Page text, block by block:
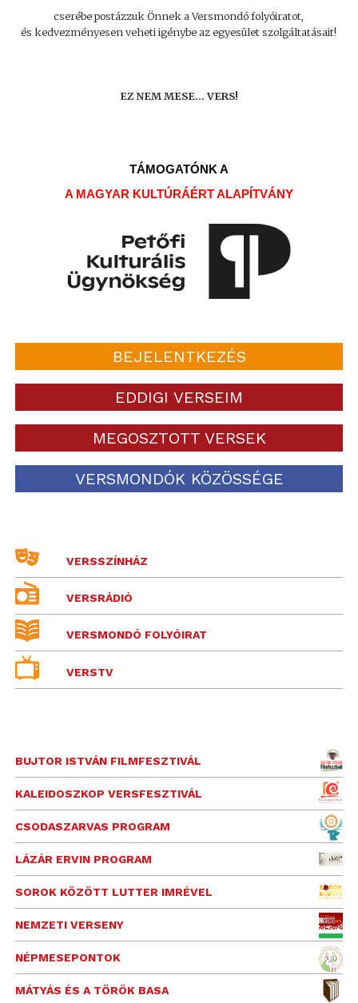
cserébe postázzuk Önnek a Versmondó folyóiratot,
és kedvezményesen veheti igénybe az egyesület szolgáltatásait!
EZ NEM MESE… VERS!
TÁMOGATÓNK A
A MAGYAR KULTÚRÁÉRT ALAPÍTVÁNY
BEJELENTKEZÉS
EDDIGI VERSEIM
MEGOSZTOTT VERSEK
VERSMONDÓK KÖZÖSSÉGE
VERSSZÍNHÁZ
VERSRÁDIÓ
VERSMONDÓ FOLYÓIRAT
VERSTV
BUJTOR ISTVÁN FILMFESZTIVÁL
KALEIDOSZKOP VERSFESZTIVÁL
CSODASZARVAS PROGRAM
LÁZÁR ERVIN PROGRAM
SOROK KÖZÖTT LUTTER IMRÉVEL
NEMZETI VERSENY
NÉPMESEPONTOK
MÁTYÁS ÉS A TÖRÖK BASA